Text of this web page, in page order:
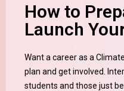
How to
Launch
Want a career as a Climate Change Specialist? You need a
plan and get involved.
students and those just